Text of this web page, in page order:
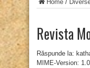
Home /
Revista
Răspunde la:
MIME-Version: 1.0